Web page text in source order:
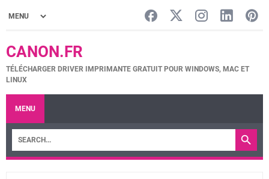
CANON.FR
TÉLÉCHARGER DRIVER IMPRIMANTE GRATUIT POUR WINDOWS, MAC ET
LINUX
MENU